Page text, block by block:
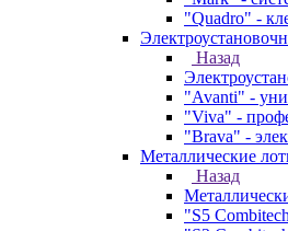
"Quadro" -
Назад
"Avanti" -
"Viva" -
"Brava" -
Металлические
Назад
"S5